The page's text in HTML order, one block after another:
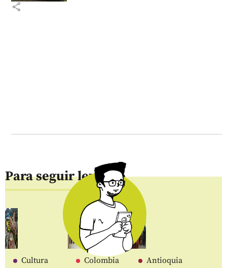
share
Para seguir leyendo
Cultura Colombia Antioquia